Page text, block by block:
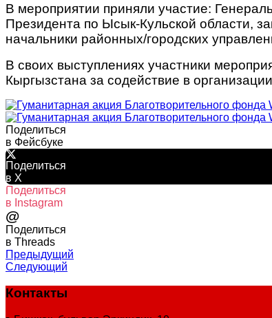
В мероприятии приняли участие:
Президента по Ысык-Кульской области,
начальники районных/городских
В своих выступлениях участники
Кыргызстана за содействие в
Поделиться
в Фейсбуке
Поделиться
в X
Поделиться
в Instagram
@
Поделиться
в Threads
Предыдущий
Следующий
Контакты